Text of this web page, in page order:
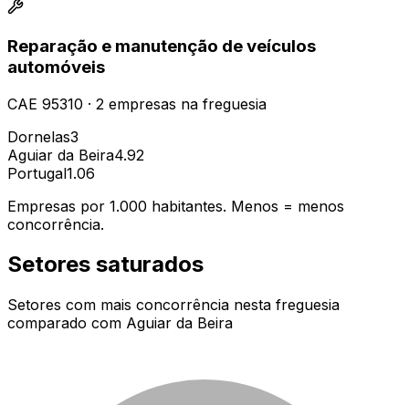
Reparação e manutenção de veículos
automóveis
CAE 95310 · 2 empresas na freguesia
Dornelas3
Aguiar da Beira4.92
Portugal1.06
Empresas por 1.000 habitantes. Menos = menos
concorrência.
Setores saturados
Setores com mais concorrência nesta freguesia
comparado com Aguiar da Beira